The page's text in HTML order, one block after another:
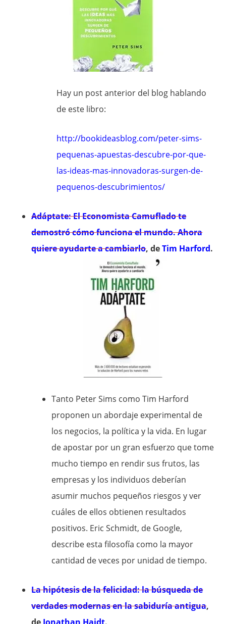
Hay un post anterior del blog hablando
de este libro:
http://bookideasblog.com/peter-sims-
pequenas-apuestas-descubre-por-que-
las-ideas-mas-innovadoras-surgen-de-
pequenos-descubrimientos/
Adáptate: El Economista Camuflado te
demostró cómo funciona el mundo. Ahora
quiere ayudarte a cambiarlo, deTim Harford.
Tanto Peter Sims como Tim Harford
proponen un abordaje experimental de
los negocios, la política y la vida. En lugar
de apostar por un gran esfuerzo que tome
mucho tiempo en rendir sus frutos, las
empresas y los individuos deberían
asumir muchos pequeños riesgos y ver
cuáles de ellos obtienen resultados
positivos. Eric Schmidt, de Google,
describe esta filosofía como la mayor
cantidad de veces por unidad de tiempo.
La hipótesis de la felicidad: la búsqueda de
verdades modernas en la sabiduría antigua,